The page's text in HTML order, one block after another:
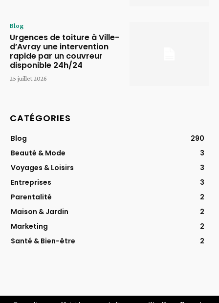
Blog
Urgences de toiture à Ville-
d’Avray une intervention
rapide par un couvreur
disponible 24h/24
25 juillet 2026
CATÉGORIES
Blog
290
Beauté & Mode
3
Voyages & Loisirs
3
Entreprises
3
Parentalité
2
Maison & Jardin
2
Marketing
2
Santé & Bien-être
2